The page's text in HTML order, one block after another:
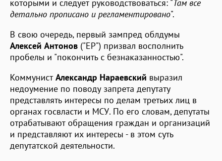
которыми и следует руководствоваться: "Там все
детально прописано и регламентировано".
В свою очередь, первый зампред облдумы
Алексей Антонов ("ЕР") призвал восполнить
пробелы и "покончить с безнаказанностью".
КоммунистАлександр Нараевский выразил
недоумение по поводу запрета депутату
представлять интересы по делам третьих лиц в
органах госвласти и МСУ. По его словам, депутаты
отрабатывают обращения граждан и организаций
и представляют их интересы - в этом суть
депутатской деятельности.